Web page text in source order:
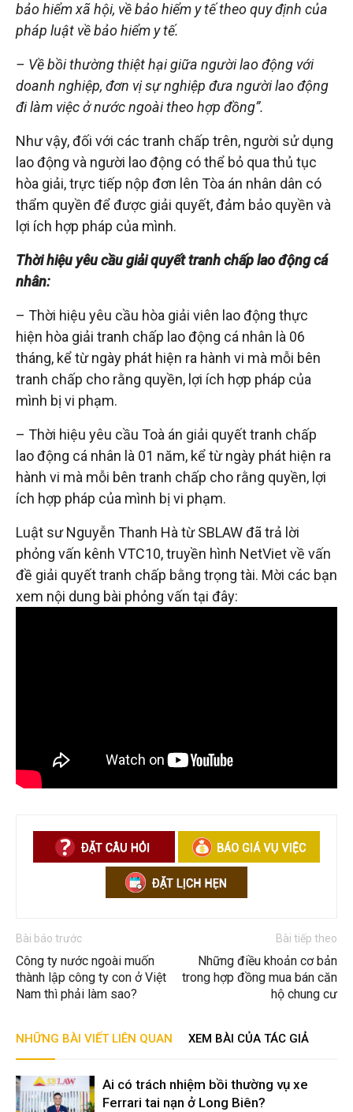
bảo hiểm xã hội, về bảo hiểm y tế theo quy định của
pháp luật về bảo hiểm y tế.
– Về bồi thường thiệt hại giữa người lao động với
doanh nghiệp, đơn vị sự nghiệp đưa người lao động
đi làm việc ở nước ngoài theo hợp đồng”.
Như vậy, đối với các tranh chấp trên, người sử dụng
lao động và người lao động có thể bỏ qua thủ tục
hòa giải, trực tiếp nộp đơn lên Tòa án nhân dân có
thẩm quyền để được giải quyết, đảm bảo quyền và
lợi ích hợp pháp của mình.
Thời hiệu yêu cầu giải quyết tranh chấp lao động cá
nhân:
– Thời hiệu yêu cầu hòa giải viên lao động thực
hiện hòa giải tranh chấp lao động cá nhân là 06
tháng, kể từ ngày phát hiện ra hành vi mà mỗi bên
tranh chấp cho rằng quyền, lợi ích hợp pháp của
mình bị vi phạm.
– Thời hiệu yêu cầu Toà án giải quyết tranh chấp
lao động cá nhân là 01 năm, kể từ ngày phát hiện ra
hành vi mà mỗi bên tranh chấp cho rằng quyền, lợi
ích hợp pháp của mình bị vi phạm.
Luật sư Nguyễn Thanh Hà từ SBLAW đã trả lời
phỏng vấn kênh VTC10, truyền hình NetViet về vấn
đề giải quyết tranh chấp bằng trọng tài. Mời các bạn
xem nội dung bài phỏng vấn tại đây:
Bài báo trước
Công ty nước ngoài muốn
thành lập công ty con ở Việt
Nam thì phải làm sao?
Bài tiếp theo
Những điều khoản cơ bản
trong hợp đồng mua bán căn
hộ chung cư
NHỮNG BÀI VIẾT LIÊN QUAN XEM BÀI CỦA TÁC GIẢ
Ai có trách nhiệm bồi thường vụ xe
Ferrari tai nạn ở Long Biên?